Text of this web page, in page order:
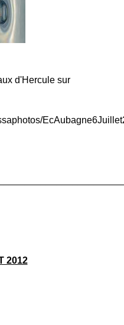
d'Hercule sur
2012